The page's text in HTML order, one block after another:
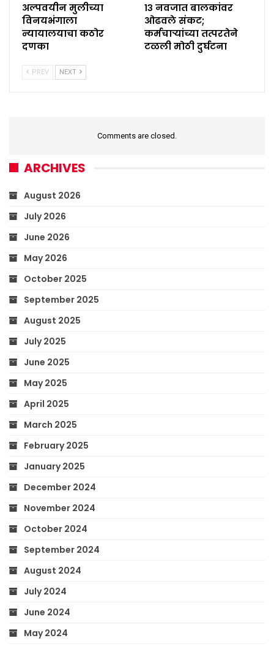
अल्पवयीन मुलीच्या
विनयभंगाला
न्यायालयाचा कठोर
दणका
१३ नवजात बालकांवर
ओढवले संकट;
कर्मचाऱ्यांच्या तत्परतेने
टळली मोठी दुर्घटना
PREV NEXT
Comments are closed.
ARCHIVES
August 2026
July 2026
June 2026
May 2026
October 2025
September 2025
August 2025
July 2025
June 2025
May 2025
April 2025
March 2025
February 2025
January 2025
December 2024
November 2024
October 2024
September 2024
August 2024
July 2024
June 2024
May 2024